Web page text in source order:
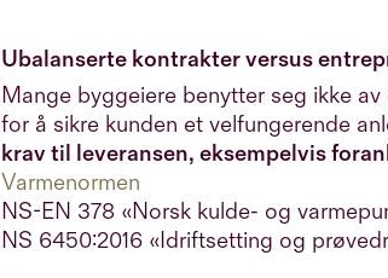
Ubalanserte kontrakter versus
Mange byggeiere benytter seg ikke
for å sikre kunden et velfungerende
krav til leveransen, eksempelvis
Varmenormen
NS-EN 378 «Norsk kulde- og
NS 6450:2016 «Idriftsetting og